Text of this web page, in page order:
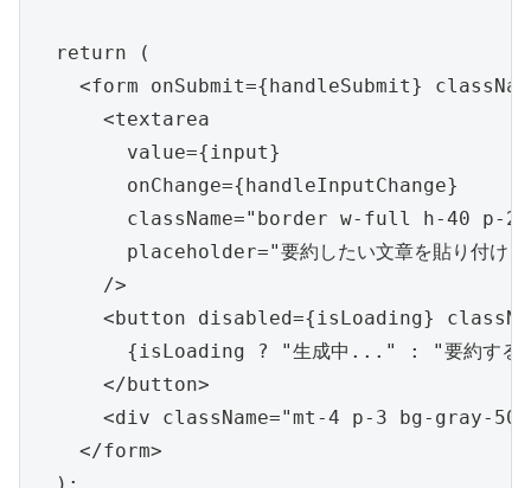
  return (
<form onSubmit={handleSubmit}
      <textarea
        value={input}
        onChange={handleInputChange}
        className="border w-full h-40 p-2"
        placeholder="要約したい文章を貼り付け"
      />
<button disabled={isLoading}
{isLoading ? "生成中..." : "要約する
      </button>
<div className="mt-4 p-3 bg-gray-
    </form>